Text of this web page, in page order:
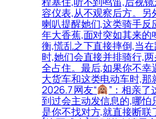
容仪表,从不观察后方。另
喇叭提醒她们,这类骑手反
年大香蕉,面对突如其来的
衡,慌乱之下直接摔倒,当
时,她们会直接并排骑行,
全占住。最后,如果你不幸
大货车和这类电动车时,那
2026.7 网友“
”：相亲了
到过会主动发信息的,哪怕
是你不找对方,就直接断